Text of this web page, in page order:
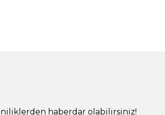
haberdar olabilirsiniz!